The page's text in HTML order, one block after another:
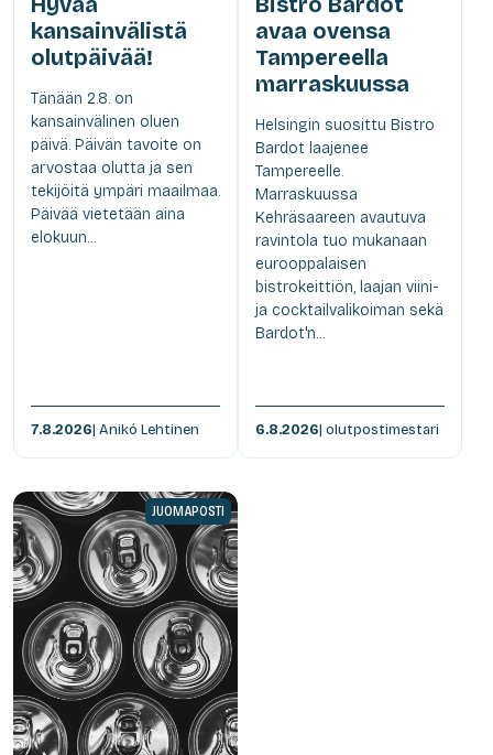
kansainvälistä
olutpäivää!
Tänään 2.8. on
kansainvälinen oluen
päivä. Päivän tavoite on
arvostaa olutta ja sen
tekijöitä ympäri maailmaa.
Päivää vietetään aina
elokuun...
7.8.2026| Anikó Lehtinen
avaa ovensa
Tampereella
marraskuussa
Helsingin suosittu Bistro
Bardot laajenee
Tampereelle.
Marraskuussa
Kehräsaareen avautuva
ravintola tuo mukanaan
eurooppalaisen
bistrokeittiön, laajan viini-
ja cocktailvalikoiman sekä
Bardot'n...
6.8.2026| olutpostimestari
JUOMAPOSTI